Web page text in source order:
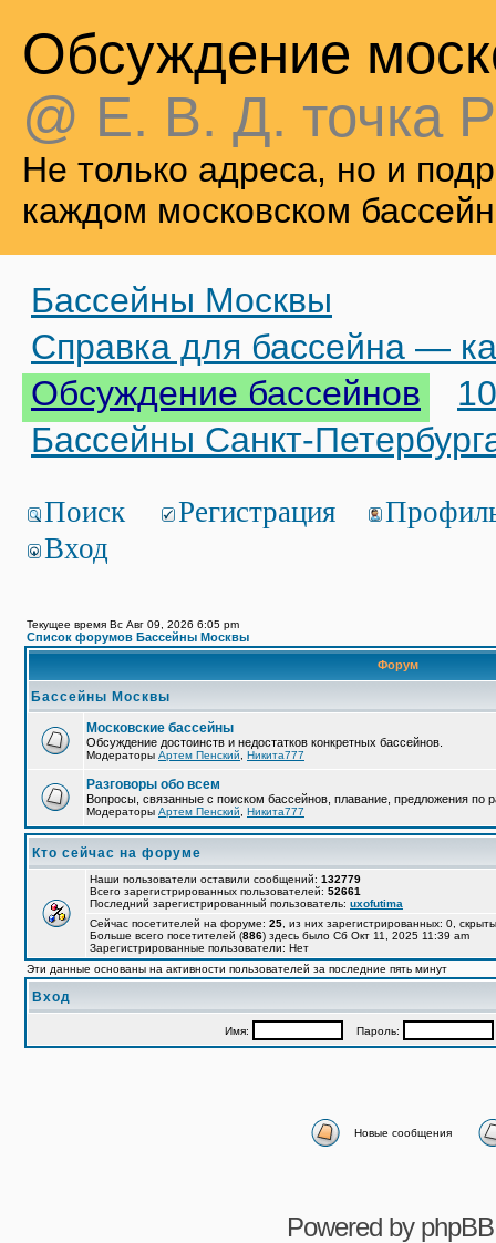
Обсуждение
@ Е. В. Д. точка
Не только адреса, но и
каждом московском
Бассейны Москвы
Справка для бассейна —
Обсуждение бассейнов
Бассейны Санкт-
Поиск Регистрация
Вход
Текущее время Вс Авг 09, 2026 6:05 pm
Список форумов Бассейны Москвы
Форум
Бассейны Москвы
Московские бассейны
Обсуждение достоинств и недостатков конкретных бассейнов.
Модераторы Артем Пенский Никита777
Разговоры обо всем
Вопросы, связанные с поиском бассейнов, плавание, предложения по
Модераторы Артем Пенский Никита777
Кто сейчас на форуме
Наши пользователи оставили сообщений: 132779
Всего зарегистрированных пользователей: 52661
Последний зарегистрированный пользователь: uxofutima
Сейчас посетителей на форуме: 25 , из них зарегистрированных: 0,
Больше всего посетителей (886) здесь было Сб Окт 11, 2025 11:39 am
Зарегистрированные пользователи: Нет
Эти данные основаны на активности пользователей за последние пять минут
Вход
Имя: Пароль:
Новые сообщения
Powered by phpBB